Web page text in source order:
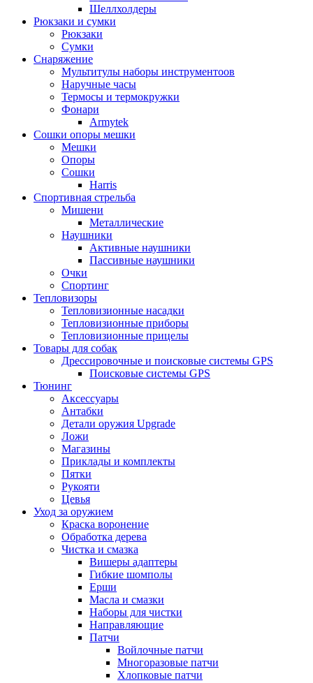
Шеллхолдеры
Рюкзаки и сумки
Рюкзаки
Сумки
Снаряжение
Мультитулы наборы инструментоов
Наручные часы
Термосы и термокружки
Фонари
Armytek
Сошки опоры мешки
Мешки
Опоры
Сошки
Harris
Спортивная стрельба
Мишени
Металлические
Наушники
Активные наушники
Пассивные наушники
Очки
Спортинг
Тепловизоры
Тепловизионные насадки
Тепловизионные приборы
Тепловизионные прицелы
Товары для собак
Дрессировочные и поисковые системы GPS
Поисковые системы GPS
Тюнинг
Аксессуары
Антабки
Детали оружия Upgrade
Ложи
Магазины
Приклады и комплекты
Пятки
Рукояти
Цевья
Уход за оружием
Краска воронение
Обработка дерева
Чистка и смазка
Вишеры адаптеры
Гибкие шомполы
Ерши
Масла и смазки
Наборы для чистки
Направляющие
Патчи
Войлочные патчи
Многоразовые патчи
Хлопковые патчи